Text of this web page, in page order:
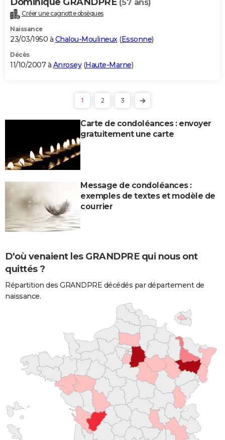
(57 ans)
Créer une cagnotte obsèques
Naissance
23/03/1950 à Chalou-Moulineux (Essonne)
Décès
11/10/2007 à Anrosey(Haute-Marne)
1 2 3
Carte de condoléances : envoyer
gratuitement une carte
Message de condoléances :
exemples de textes et modèle de
courrier
D'où venaient les GRANDPRE qui nous ont
quittés ?
Répartition des GRANDPRE décédés par département de
naissance.